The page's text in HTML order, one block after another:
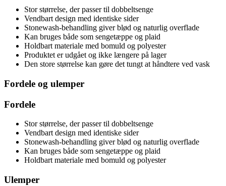
Stor størrelse, der passer til dobbeltsenge
Vendbart design med identiske sider
Stonewash-behandling giver blød og naturlig overflade
Kan bruges både som sengetæppe og plaid
Holdbart materiale med bomuld og polyester
Produktet er udgået og ikke længere på lager
Den store størrelse kan gøre det tungt at håndtere ved vask
Fordele og ulemper
Fordele
Stor størrelse, der passer til dobbeltsenge
Vendbart design med identiske sider
Stonewash-behandling giver blød og naturlig overflade
Kan bruges både som sengetæppe og plaid
Holdbart materiale med bomuld og polyester
Ulemper